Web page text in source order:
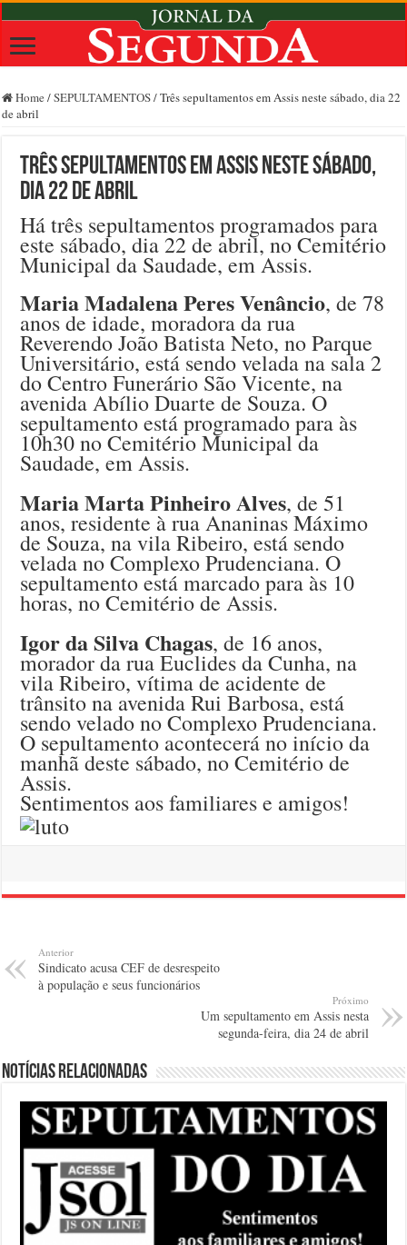
Home /SEPULTAMENTOS/Três sepultamentos em Assis neste sábado, dia 22
de abril
Três sepultamentos em Assis neste sábado,
dia 22 de abril
Há três sepultamentos programados para
este sábado, dia 22 de abril, no Cemitério
Municipal da Saudade, em Assis.
Maria Madalena Peres Venâncio, de 78
anos de idade, moradora da rua
Reverendo João Batista Neto, no Parque
Universitário, está sendo velada na sala 2
do Centro Funerário São Vicente, na
avenida Abílio Duarte de Souza. O
sepultamento está programado para às
10h30 no Cemitério Municipal da
Saudade, em Assis.
Maria Marta Pinheiro Alves, de 51
anos, residente à rua Ananinas Máximo
de Souza, na vila Ribeiro, está sendo
velada no Complexo Prudenciana. O
sepultamento está marcado para às 10
horas, no Cemitério de Assis.
Igor da Silva Chagas, de 16 anos,
morador da rua Euclides da Cunha, na
vila Ribeiro, vítima de acidente de
trânsito na avenida Rui Barbosa, está
sendo velado no Complexo Prudenciana.
O sepultamento acontecerá no início da
manhã deste sábado, no Cemitério de
Assis.
Sentimentos aos familiares e amigos!
Anterior
Sindicato acusa CEF de desrespeito
à população e seus funcionários
Próximo
Um sepultamento em Assis nesta
segunda-feira, dia 24 de abril
Notícias relacionadas